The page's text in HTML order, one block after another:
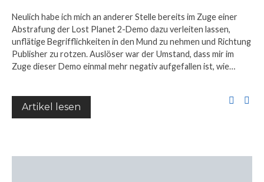
Neulich habe ich mich an anderer Stelle bereits im Zuge einer
Abstrafung der Lost Planet 2-Demo dazu verleiten lassen,
unflätige Begrifflichkeiten in den Mund zu nehmen und Richtung
Publisher zu rotzen. Auslöser war der Umstand, dass mir im
Zuge dieser Demo einmal mehr negativ aufgefallen ist, wie…
Artikel lesen